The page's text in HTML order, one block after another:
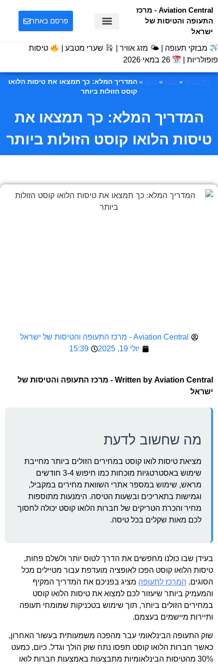
Aviation Central - מרכז
התעופה והטיסות של
ישראל
פרסם באתר
מבזקי תעופה | 🌤 מזג אוויר | שערי מטבע |
טיסות
פופולריות |
26 במאי 2026
דף הבית »בלוג »בלוג »המדריך המלא: כך תמצאו את טיסות הלואו
קוסט הזולות ביותר
המדריך המלא: כך תמצאו את
טיסות הלואו קוסט הזולות ביותר
Aviation Central - מרכז התעופה והטיסות של ישראל
יולי 19, 2025
15:39
Written by Aviation Central - מרכז התעופה והטיסות של
ישראל
מה שחשוב לדעת
מציאת טיסות לואו קוסט במחירים הזולים ביותר מחייבת
שימוש באסטרטגיות מוכחות כמו חיפוש 3-4 חודשים
מראש, שימוש במספר אתרי השוואת מחירים במקביל,
וגמישות בתאריכים ובשעות הטיסה. הימנעות מתוספות
מחיר והכרת הטריקים של חברות הלואו קוסט יכולה לחסוך
לכם מאות שקלים בכל טיסה.
בעידן שבו כולנו מחפשים את הדרך לטוס יותר ולשלם פחות,
טיסות הלואו קוסט הפכו לאופציה מועדפת עבור מטיילים מכל
הסוגים. המרכז לתעופה מציג בפניכם את המדריך המקיף
והמעמיק ביותר שיעזור לכם למצוא את טיסות הלואו קוסט
במחירים הזולים ביותר, תוך שימוש בטכניקות שמומחי תעופה
ותיירות מיישמים בעצמם.
שוק התעופה הבינלאומי עבר מהפכה משמעותית בעשור האחרון,
כאשר חברות הלואו קוסט תפסו נתח שוק הולך וגדל. כיום, כמעט
30% מהטיסות הבינלאומיות מתבצעות באמצעות חברות לואו